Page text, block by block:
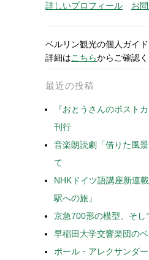
詳しいプロフィール お
ベルリン観光の個人ガイド
詳細はこちらからご確認く
最近の投稿
『おとうさんのポスト
刊行
音楽朗読劇「借りた風
て
NHKドイツ語講座新連
駅への旅」
京急700形の模型、そ
早稲田大学交響楽団の
ポール・アレクサンダ